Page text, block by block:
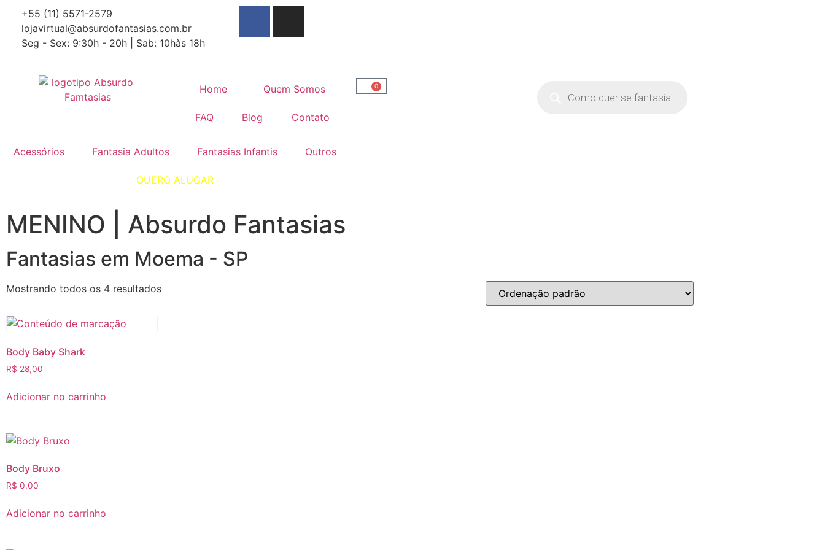
+55 (11) 5571-2579
lojavirtual@absurdofantasias.com.br
Seg - Sex: 9:30h - 20h | Sab: 10hàs 18h
Home Quem Somos
FAQ Blog Contato
0
Acessórios Fantasia Adultos Fantasias Infantis Outros
QUERO ALUGAR
MENINO | Absurdo Fantasias
Fantasias em Moema - SP
Mostrando todos os 4 resultados
Body Baby Shark
R$ 28,00
Adicionar no carrinho
Body Bruxo
R$ 0,00
Adicionar no carrinho